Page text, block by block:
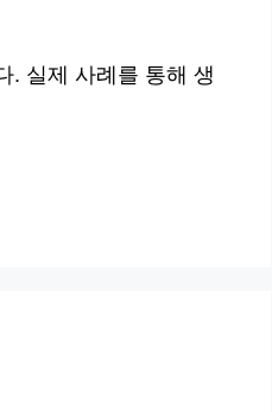
. 실제 사례를 통해 생